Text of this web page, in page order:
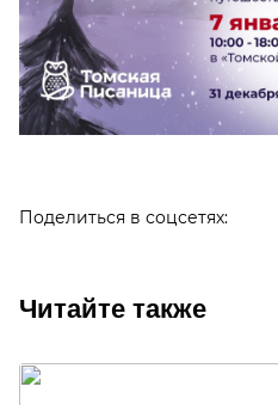
Поделиться в соцсетях:
Читайте также